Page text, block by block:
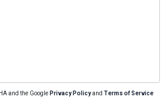
and the Google Privacy Policyand Terms of Service